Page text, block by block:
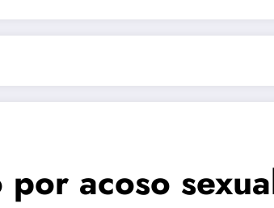
por acoso